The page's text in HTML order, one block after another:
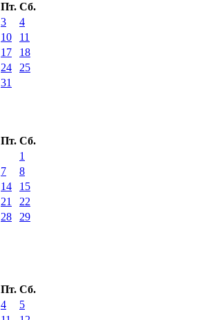
Пт. Сб.
3
4
10
11
17
18
24
25
31
Пт. Сб.
1
7
8
14
15
21
22
28
29
Пт. Сб.
4
5